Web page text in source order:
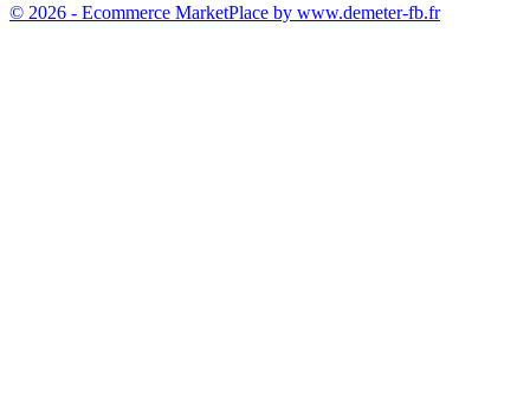
© 2026 - Ecommerce MarketPlace by www.demeter-fb.fr